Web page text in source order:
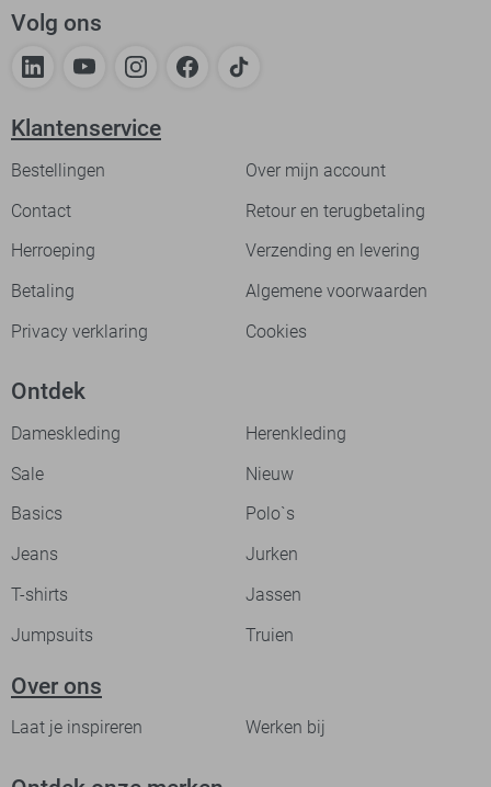
Volg ons
Klantenservice
Bestellingen
Over mijn account
Contact
Retour en terugbetaling
Herroeping
Verzending en levering
Betaling
Algemene voorwaarden
Privacy verklaring
Cookies
Ontdek
Dameskleding
Herenkleding
Sale
Nieuw
Basics
Polo`s
Jeans
Jurken
T-shirts
Jassen
Jumpsuits
Truien
Over ons
Laat je inspireren Werken bij